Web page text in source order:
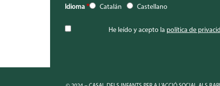
Idioma * Catalán Castellano
He leído y acepto la política de